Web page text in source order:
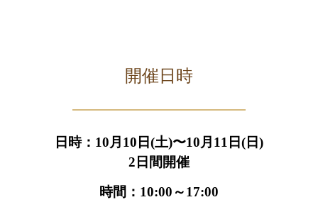
開催日時
日時：10月10日(土)〜10月11日(日)
2日間開催
時間：10:00～17:00